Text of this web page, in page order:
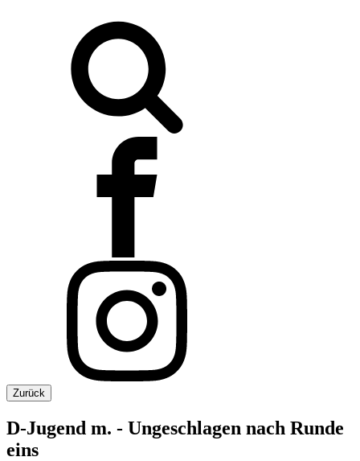
Zurück
D-Jugend m. - Ungeschlagen nach Runde
eins